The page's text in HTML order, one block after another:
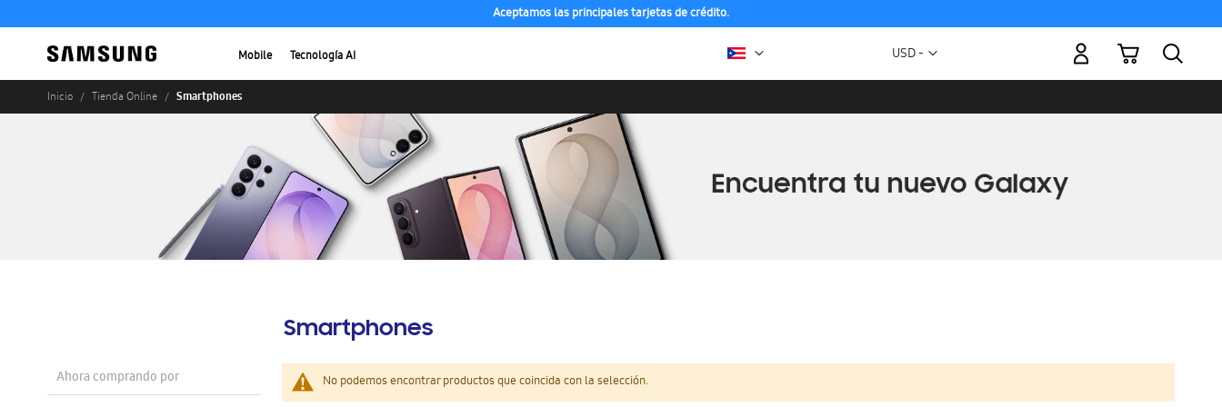
Aceptamos las principales tarjetas de crédito.
Mobile Tecnología AI Moneda
USD -
Mi carrito
Inicio Tienda Online Smartphones
Smartphones
No podemos encontrar productos que coincida con la selección.
Ahora comprando por